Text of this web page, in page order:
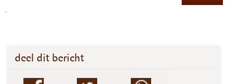
.
deel dit bericht